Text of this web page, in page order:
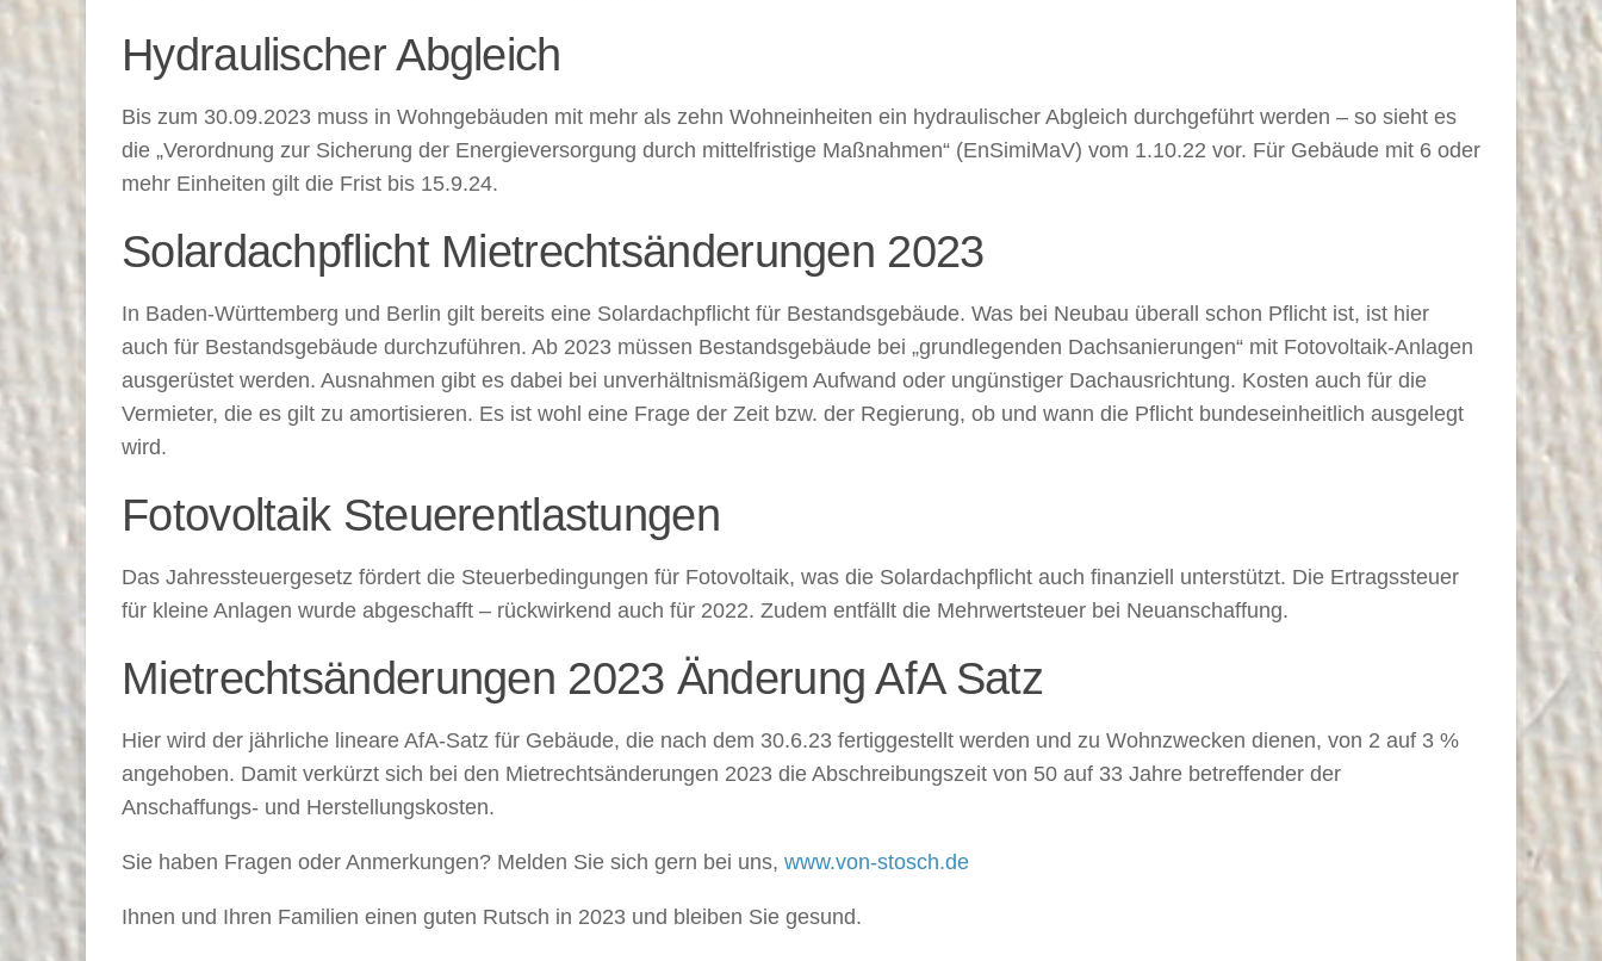
Hydraulischer Abgleich
Bis zum 30.09.2023 muss in Wohngebäuden mit mehr als zehn Wohneinheiten ein hydraulischer Abgleich durchgeführt werden – so sieht es
die „Verordnung zur Sicherung der Energieversorgung durch mittelfristige Maßnahmen“ (EnSimiMaV) vom 1.10.22 vor. Für Gebäude mit 6 oder
mehr Einheiten gilt die Frist bis 15.9.24.
Solardachpflicht Mietrechtsänderungen 2023
In Baden-Württemberg und Berlin gilt bereits eine Solardachpflicht für Bestandsgebäude. Was bei Neubau überall schon Pflicht ist, ist hier
auch für Bestandsgebäude durchzuführen. Ab 2023 müssen Bestandsgebäude bei „grundlegenden Dachsanierungen“ mit Fotovoltaik-Anlagen
ausgerüstet werden. Ausnahmen gibt es dabei bei unverhältnismäßigem Aufwand oder ungünstiger Dachausrichtung. Kosten auch für die
Vermieter, die es gilt zu amortisieren. Es ist wohl eine Frage der Zeit bzw. der Regierung, ob und wann die Pflicht bundeseinheitlich ausgelegt
wird.
Fotovoltaik Steuerentlastungen
Das Jahressteuergesetz fördert die Steuerbedingungen für Fotovoltaik, was die Solardachpflicht auch finanziell unterstützt. Die Ertragssteuer
für kleine Anlagen wurde abgeschafft – rückwirkend auch für 2022. Zudem entfällt die Mehrwertsteuer bei Neuanschaffung.
Mietrechtsänderungen 2023 Änderung AfA Satz
Hier wird der jährliche lineare AfA-Satz für Gebäude, die nach dem 30.6.23 fertiggestellt werden und zu Wohnzwecken dienen, von 2 auf 3 %
angehoben. Damit verkürzt sich bei den Mietrechtsänderungen 2023 die Abschreibungszeit von 50 auf 33 Jahre betreffender der
Anschaffungs- und Herstellungskosten.
Sie haben Fragen oder Anmerkungen? Melden Sie sich gern bei uns, www.von-stosch.de
Ihnen und Ihren Familien einen guten Rutsch in 2023 und bleiben Sie gesund.